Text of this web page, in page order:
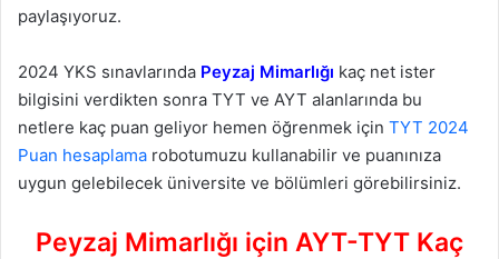
paylaşıyoruz.
2024 YKS sınavlarında Peyzaj Mimarlığı kaç net ister
bilgisini verdikten sonra TYT ve AYT alanlarında bu
netlere kaç puan geliyor hemen öğrenmek için TYT 2024
Puan hesaplama robotumuzu kullanabilir ve puanınıza
uygun gelebilecek üniversite ve bölümleri görebilirsiniz.
Peyzaj Mimarlığı için AYT-TYT Kaç